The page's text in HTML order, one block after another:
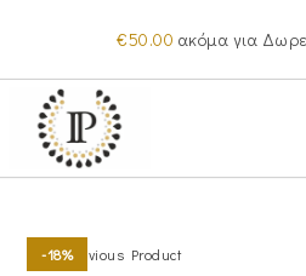
content
€50.00 ακόμα για
-18%Previous Product